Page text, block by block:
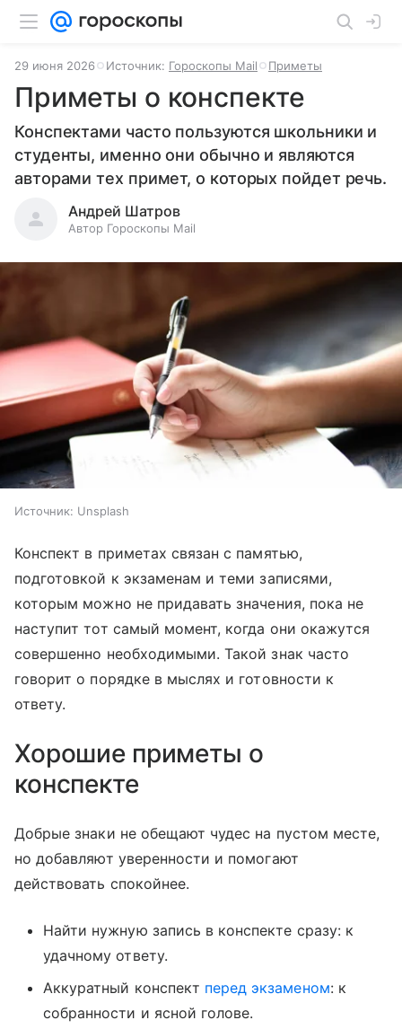
29 июня 2026 Источник: Гороскопы Mail Приметы
Приметы о конспекте
Конспектами часто пользуются школьники и
студенты, именно они обычно и являются
авторами тех примет, о которых пойдет речь.
Андрей Шатров
Автор Гороскопы Mail
Источник: Unsplash
Конспект в приметах связан с памятью,
подготовкой к экзаменам и теми записями,
которым можно не придавать значения, пока не
наступит тот самый момент, когда они окажутся
совершенно необходимыми. Такой знак часто
говорит о порядке в мыслях и готовности к
ответу.
Хорошие приметы о
конспекте
Добрые знаки не обещают чудес на пустом месте,
но добавляют уверенности и помогают
действовать спокойнее.
Найти нужную запись в конспекте сразу: к
удачному ответу.
Аккуратный конспект перед экзаменом: к
собранности и ясной голове.